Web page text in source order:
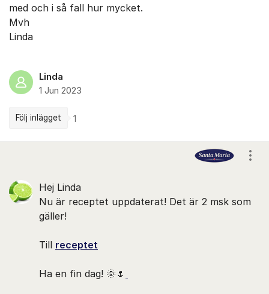
med och i så fall hur mycket.
Mvh
Linda
Linda
1 Jun 2023
Följ inlägget 1
Hej Linda
Nu är receptet uppdaterat! Det är 2 msk som
gäller!
Till receptet
Ha en fin dag! 🌞🌷